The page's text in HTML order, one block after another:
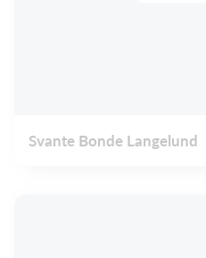
Svante Bonde Langelund